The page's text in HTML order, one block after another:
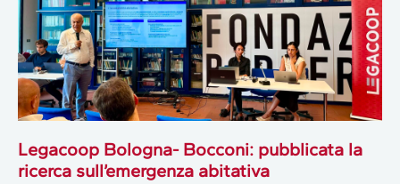
Legacoop Bologna- Bocconi: pubblicata la
ricerca sull’emergenza abitativa